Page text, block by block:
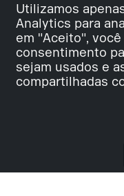
Utilizamos
Analytics para
em "Aceito",
consentimento
sejam usados e
compartilhadas